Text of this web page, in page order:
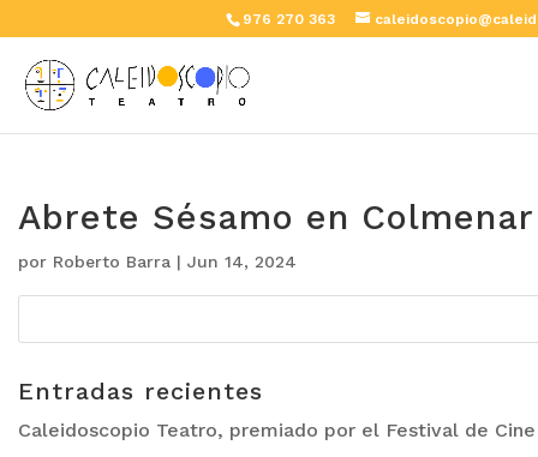
976 270 363
Abrete Sésamo en
por Roberto Barra | Jun 14, 2024
Entradas recientes
Caleidoscopio Teatro, premiado por el Festival de